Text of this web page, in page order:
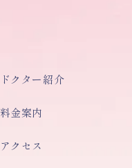
ドクター紹介
料金案内
アクセス